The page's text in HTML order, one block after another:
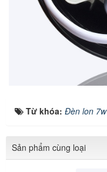
Từ khóa: Đèn lon 7w
Sản phẩm cùng loại